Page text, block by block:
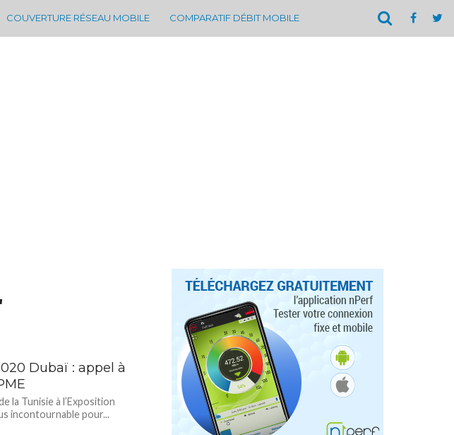
COUVERTURE RÉSEAU MOBILE COMPARATIF DÉBIT MOBILE
Dubaï : appel à
la Tunisie à l’Exposition
incontournable pour...